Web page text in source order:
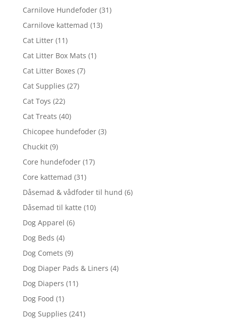
Carnilove Hundefoder (31)
Carnilove kattemad (13)
Cat Litter (11)
Cat Litter Box Mats (1)
Cat Litter Boxes (7)
Cat Supplies (27)
Cat Toys (22)
Cat Treats (40)
Chicopee hundefoder (3)
Chuckit (9)
Core hundefoder (17)
Core kattemad (31)
Dåsemad & vådfoder til hund (6)
Dåsemad til katte (10)
Dog Apparel (6)
Dog Beds (4)
Dog Comets (9)
Dog Diaper Pads & Liners (4)
Dog Diapers (11)
Dog Food (1)
Dog Supplies (241)